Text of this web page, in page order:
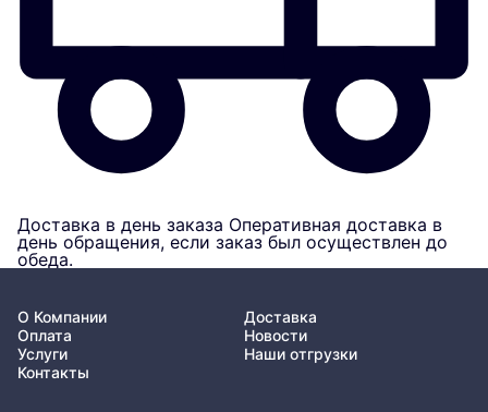
Доставка в день заказа Оперативная доставка в
день обращения, если заказ был осуществлен до
обеда.
О Компании
Доставка
Оплата
Новости
Услуги
Наши отгрузки
Контакты